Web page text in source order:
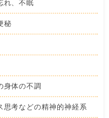
れ、不眠
秘
身体の不調
思考などの精神的神経系